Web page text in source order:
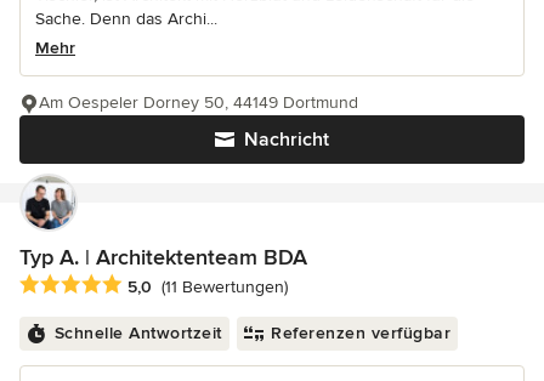
Sache. Denn das Archi...
Mehr
Nachricht
Am Oespeler Dorney 50, 44149 Dortmund
Typ A. | Architektenteam BDA
Durchschnittliche Bewertung: 5 von 5 Sternen
5,0 (11 Bewertungen)
Schnelle Antwortzeit Referenzen verfügbar